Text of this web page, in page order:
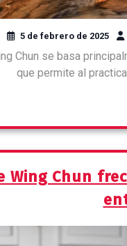
5 de febrero de 2025
Chun se basa
que permite al
Wing Chun